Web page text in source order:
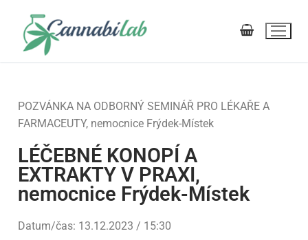
MŮJ ÚČET E-SHOP |KOŠÍK POKLADNA
Testování, výroba (ISO)
POZVÁNKA NA ODBORNÝ SEMINÁŘ PRO LÉKAŘE A
FARMACEUTY, nemocnice Frýdek-Místek
LÉČEBNÉ KONOPÍ A
EXTRAKTY V PRAXI,
nemocnice Frýdek-Místek
Datum/čas: 13.12.2023 / 15:30